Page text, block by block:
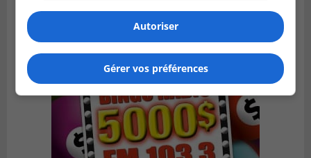
Autoriser
Gérer vos préférences